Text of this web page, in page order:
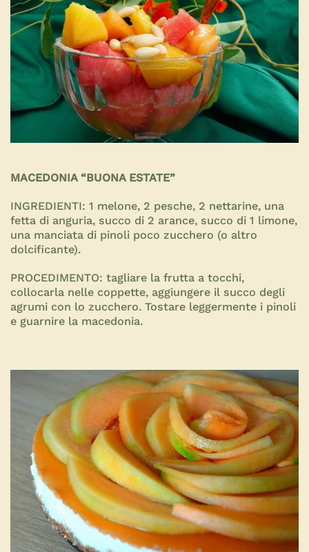
MACEDONIA “BUONA ESTATE”
INGREDIENTI: 1 melone, 2 pesche, 2 nettarine, una
fetta di anguria, succo di 2 arance, succo di 1 limone,
una manciata di pinoli poco zucchero (o altro
dolcificante).
PROCEDIMENTO: tagliare la frutta a tocchi,
collocarla nelle coppette, aggiungere il succo degli
agrumi con lo zucchero. Tostare leggermente i pinoli
e guarnire la macedonia.